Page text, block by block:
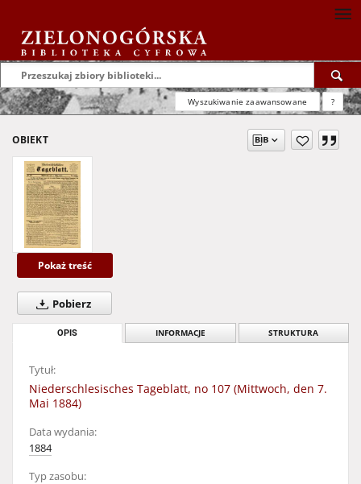
Wyszukiwanie zaawansowane ?
OBIEKT
Pokaż treść
Pobierz
OPIS INFORMACJE STRUKTURA
Tytuł:
Niederschlesisches Tageblatt, no 107 (Mittwoch, den 7.
Mai 1884)
Data wydania:
1884
Typ zasobu: